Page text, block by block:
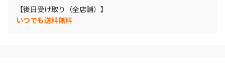
【後日受け取り（全店舗）】
いつでも送料無料